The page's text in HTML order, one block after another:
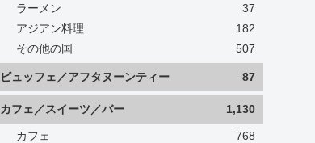
ラーメン
37
アジアン料理
182
その他の国
507
ビュッフェ／アフタヌーンティー 87
カフェ／スイーツ／バー 1,130
カフェ
768